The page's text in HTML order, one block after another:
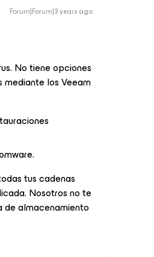
Forum|Forum|3 years ago
No tiene opciones
mediante los Veeam
tus cadenas
Nosotros no te
de almacenamiento